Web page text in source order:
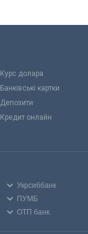
Курс долара
Банківські картки
Депозити
Кредит онлайн
Укрсиббанк
ПУМБ
ОТП банк